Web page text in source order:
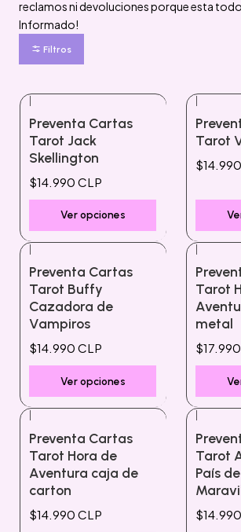
reclamos ni devoluciones porque esta
Informado!
Filtros
|
Preventa Cartas
Tarot Jack
Skellington
$14.990 CLP
Ver opciones
|
Tarot
Preventa Cartas
Tarot Buffy
Cazadora de
Vampiros
$14.990 CLP
Ver opciones
Tarot
metal
Preventa Cartas
Tarot Hora de
Aventura caja de
carton
$14.990 CLP
Tarot
País